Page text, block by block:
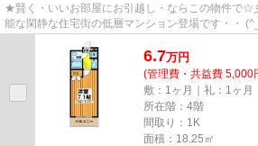
★賢く・いいお部屋にお引越し・ならこの物件で
能な閑静な住宅街の低層マンション登場です・・
配置しやすいお部屋です！！エ...
6.7万円
(管理費・共益費 5,000
敷：1ヶ月｜礼：1ヶ月
所在階：4階
間取り：1K
面積：18.25㎡